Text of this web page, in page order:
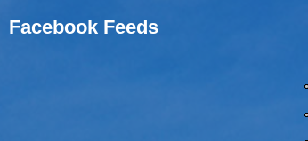
Facebook Feeds